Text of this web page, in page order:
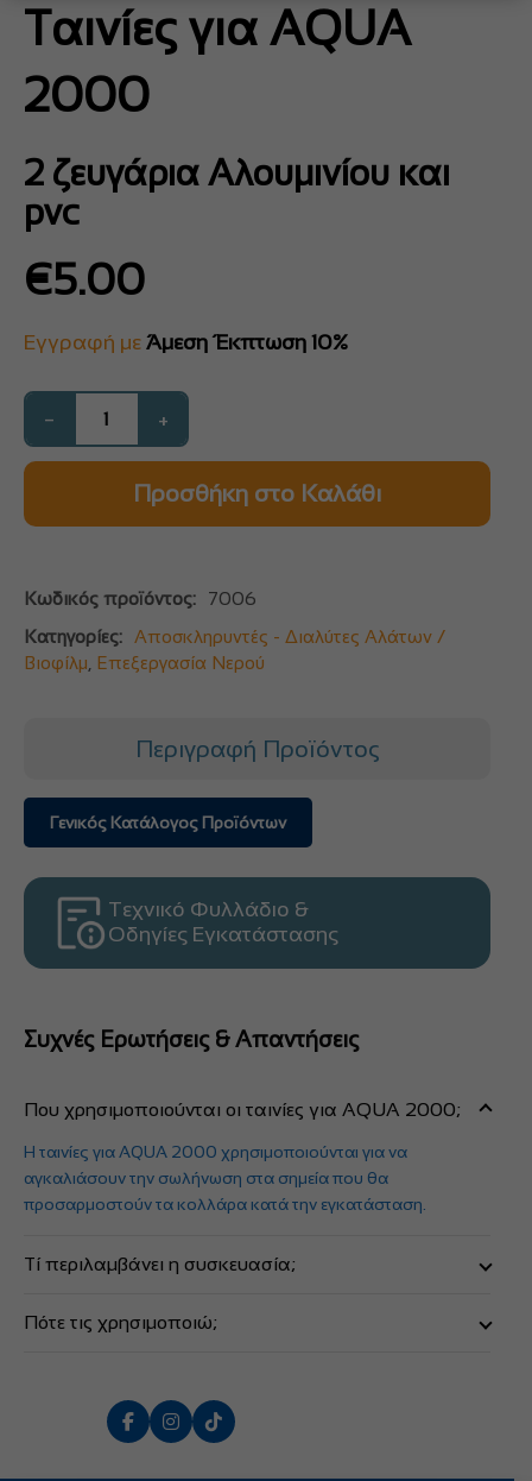
Ταινίες για AQUA
2000
2 ζευγάρια Αλουμινίου και
pvc
€5.00
Εγγραφή με Άμεση Έκπτωση 10%
− +
Προσθήκη στο Καλάθι
Κωδικός προϊόντος:
7006
Κατηγορίες:
Αποσκληρυντές - Διαλύτες Αλάτων /
Βιοφίλμ Επεξεργασία Νερού
Περιγραφή Προϊόντος
Γενικός Κατάλογος Προϊόντων
Τεχνικό Φυλλάδιο &
Οδηγίες Εγκατάστασης
Συχνές Ερωτήσεις & Απαντήσεις
Που χρησιμοποιούνται οι ταινίες για AQUA 2000;
Η ταινίες για AQUA 2000 χρησιμοποιούνται για να
αγκαλιάσουν την σωλήνωση στα σημεία που θα
προσαρμοστούν τα κολλάρα κατά την εγκατάσταση.
Τί περιλαμβάνει η συσκευασία;
ταινίες pvc και ένα ζευγάρι ταινίες αλουμινίου.
Πότε τις χρησιμοποιώ;
την συσκευή σε διαφορετικό σημείο από αυτό της αρχικής
εγκατάστασης